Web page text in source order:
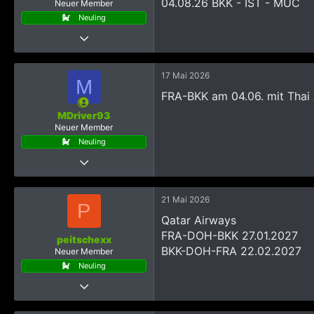
Neuer Member
Neuling
30 Oktober 2025
13
04.08.26 BKK - IST - MUC
M
MDriver93
Neuer Member
Neuling
6 Dezember 2025
18
NRW, Deutschland
17 Mai 2026
FRA-BKK am 04.06. mit
P
peitschexx
Neuer Member
Neuling
21
21 Mai 2026
Qatar Airways
FRA-DOH-BKK 27.01.2027
BKK-DOH-FRA 22.02.2027